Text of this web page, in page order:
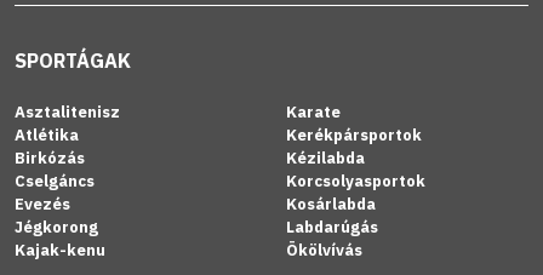
SPORTÁGAK
Asztalitenisz
Atlétika
Birkózás
Cselgáncs
Evezés
Jégkorong
Kajak-kenu
Karate
Kerékpársportok
Kézilabda
Korcsolyasportok
Kosárlabda
Labdarúgás
Ökölvívás